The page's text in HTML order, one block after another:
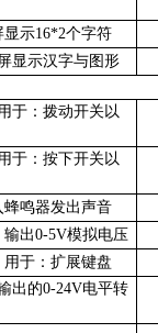
显示16*2个字符
显示汉字与图形
于：拨动开关以
于：按下开关以
鸣器发出声音
出0-5V模拟电压
于：扩展键盘
出的0-24V电平转